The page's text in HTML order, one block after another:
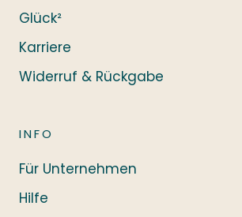
Glück²
Karriere
Widerruf & Rückgabe
INFO
Für Unternehmen
Hilfe